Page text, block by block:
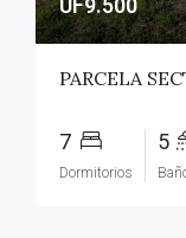
UF9.500
PARCELA
7
Dormitorios
5